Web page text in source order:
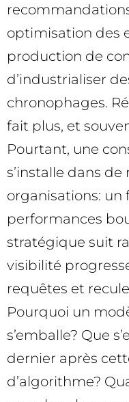
optimisation des
production de
d’industrialiser
chronophages.
fait plus, et
Pourtant, une
s’installe dans
organisations: un
performances
stratégique suit
visibilité
requêtes et
Pourquoi un
s’emballe? Que
dernier après
d’algorithme?